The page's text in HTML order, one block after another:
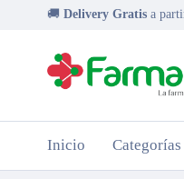
🚚 Delivery Gratis a
Inicio Categorías